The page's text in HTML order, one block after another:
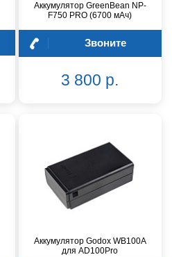
Аккумулятор GreenBean NP-
F750 PRO (6700 мАч)
Звоните
3 800 р.
Аккумулятор Godox WB100A
для AD100Pro